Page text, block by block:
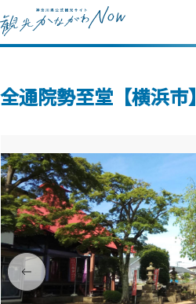
全通院勢至堂【横浜市】